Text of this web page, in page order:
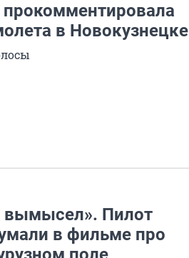
в Новокузнецке
вымысел». Пилот
в фильме про